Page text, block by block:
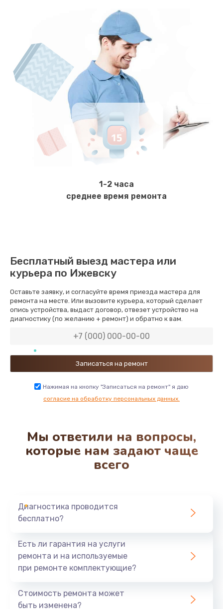
1-2 часа
среднее время ремонта
Бесплатный выезд мастера или
курьера по Ижевску
Оставьте заявку, и согласуйте время приезда мастера для
ремонта на месте. Или вызовите курьера, который сделает
опись устройства, выдаст договор, отвезет устройство на
диагностику (по желанию + ремонт) и обратно к вам.
Нажимая на кнопку "Записаться на ремонт" я даю
согласие на обработку персональных данных.
Мы ответили на вопросы,
которые нам задают чаще
всего
Диагностика проводится
бесплатно?
Есть ли гарантия на услуги
ремонта и на используемые
при ремонте комплектующие?
Стоимость ремонта может
быть изменена?